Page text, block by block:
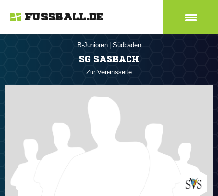
FUSSBALL.DE
B-Junioren Südbaden
SG SASBACH
Zur Vereinsseite